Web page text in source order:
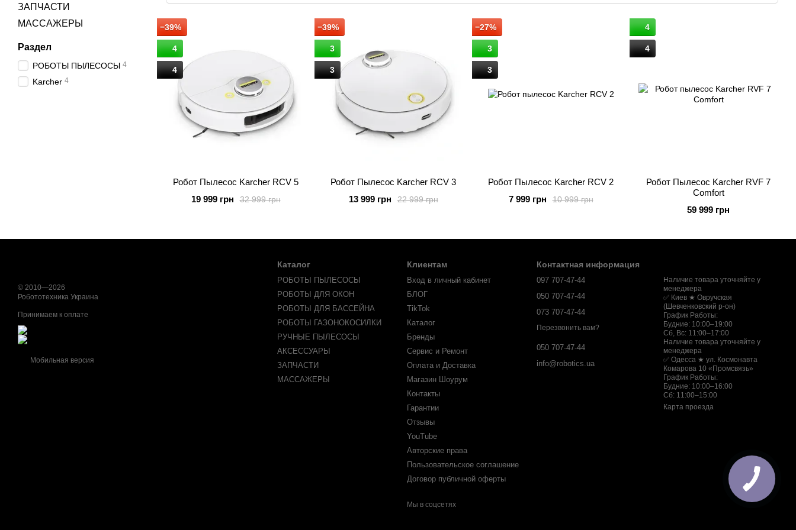
впроваджують інновації — інтелектуальні системи навігації, екологічні технології водозбереження, автоматизацію
та IoT-рішення.
Продукція Kärcher
— це поєднання німецької точності, функціональності та турботи про користувача, що робить
її вибором мільйонів клієнтів у всьому світі.
−39%
4
4
Робот Пылесос Karcher RCV 5
32 999 грн
19 999 грн
−39%
3
3
Робот Пылесос Karcher RCV 3
22 999 грн
13 999 грн
−27%
3
3
Робот Пылесос Karcher RCV 2
10 999 грн
7 999 грн
4
4
Робот Пылесос Karcher RVF 7
Comfort
59 999 грн
ЗАПЧАСТИ
МАССАЖЕРЫ
Раздел
РОБОТЫ ПЫЛЕСОСЫ 4
Karcher 4
© 2010—2026
Робототехника Украина
Принимаем к оплате
Мобильная версия
Каталог
РОБОТЫ ПЫЛЕСОСЫ
РОБОТЫ ДЛЯ ОКОН
РОБОТЫ ДЛЯ БАССЕЙНА
РОБОТЫ ГАЗОНОКОСИЛКИ
РУЧНЫЕ ПЫЛЕСОСЫ
АКСЕССУАРЫ
ЗАПЧАСТИ
МАССАЖЕРЫ
Клиентам
Вход в личный кабинет
БЛОГ
TikTok
Каталог
Бренды
Сервис и Ремонт
Оплата и Доставка
Магазин Шоурум
Контакты
Гарантии
Отзывы
YouTube
Авторские права
Пользовательское соглашение
Договор публичной оферты
Мы в соцсетях
Контактная информация
097 707-47-44
050 707-47-44
073 707-47-44
Перезвонить вам?
050 707-47-44
info@robotics.ua
Наличие товара уточняйте у
менеджера
✅ Киев ★ Овручская
(Шевченковский р-он)
График Работы:
Будние: 10:00–19:00
Сб, Вс: 11:00–17:00
Наличие товара уточняйте у
менеджера
✅ Одесса ★ ул. Космонавта
Комарова 10 «Промсвязь»
График Работы:
Будние: 10:00–16:00
Сб: 11:00–15:00
Карта проезда